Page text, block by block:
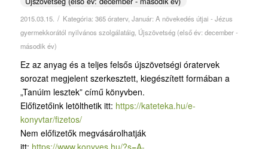
2015.03.15. / Kategória: 365 óraterv, Január: A növekedés útjai - Jézus
gyermekkorától nyilvános szolgálatáig, Újszövetség (első év: december -
második év)
Ez az anyag és a teljes felsős újszövetségi óratervek
sorozat megjelent szerkesztett, kiegészített formában a
„Tanúim lesztek” című könyvben.
Előfizetőink letölthetik itt: https://kateteka.hu/e-
konyvtar/fizetos/
Nem előfizetők megvásárolhatják